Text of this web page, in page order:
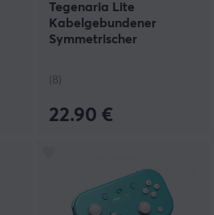
Tegenaria Lite
Kabelgebundener
Symmetrischer
(8)
22.90 €